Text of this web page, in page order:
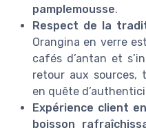
pamplemousse.
Respect de la
Orangina en verre
cafés d’antan et
retour aux sources,
en quête
Expérience client
boisson